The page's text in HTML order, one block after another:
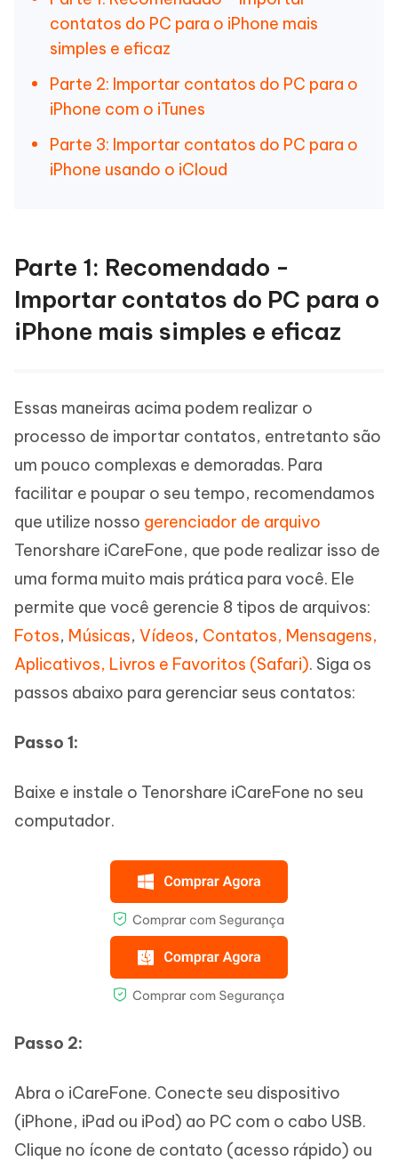
contatos do PC para o iPhone mais
simples e eficaz
Parte 2: Importar contatos do PC para o
iPhone com o iTunes
Parte 3: Importar contatos do PC para o
iPhone usando o iCloud
Parte 1: Recomendado -
Importar contatos do PC para o
iPhone mais simples e eficaz
Essas maneiras acima podem realizar o
processo de importar contatos, entretanto são
um pouco complexas e demoradas. Para
facilitar e poupar o seu tempo, recomendamos
que utilize nosso gerenciador de arquivo
Tenorshare iCareFone, que pode realizar isso de
uma forma muito mais prática para você. Ele
permite que você gerencie 8 tipos de arquivos:
Fotos, Músicas, Vídeos, Contatos, Mensagens,
Aplicativos, Livros e Favoritos (Safari). Siga os
passos abaixo para gerenciar seus contatos:
Passo 1:
Baixe e instale o Tenorshare iCareFone no seu
computador.
Passo 2:
Abra o iCareFone. Conecte seu dispositivo
(iPhone, iPad ou iPod) ao PC com o cabo USB.
Clique no ícone de contato (acesso rápido) ou